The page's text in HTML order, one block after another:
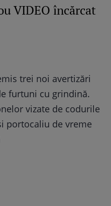
VIDEO încărcat
trei noi avertizări
furtuni cu grindină.
vizate de codurile
portocaliu de vreme